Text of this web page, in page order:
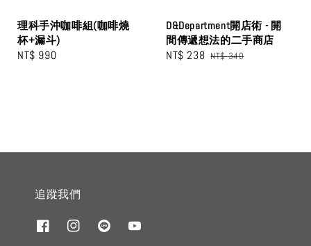
理科手沖咖啡組(咖啡燒
杯+漏斗)
Regular
NT$ 990
D&Department開店術 - 開
間傳遞想法的二手商店
Sale
NT$ 238 Regular
NT$ 340
追蹤我們